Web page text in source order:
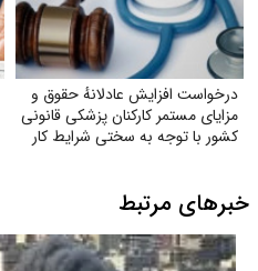
درخواست افزایش عادلانهٔ حقوق و
مزایای مستمر کارکنان پزشکی قانونی
کشور با توجه به سختی شرایط کار
خبرهای مرتبط